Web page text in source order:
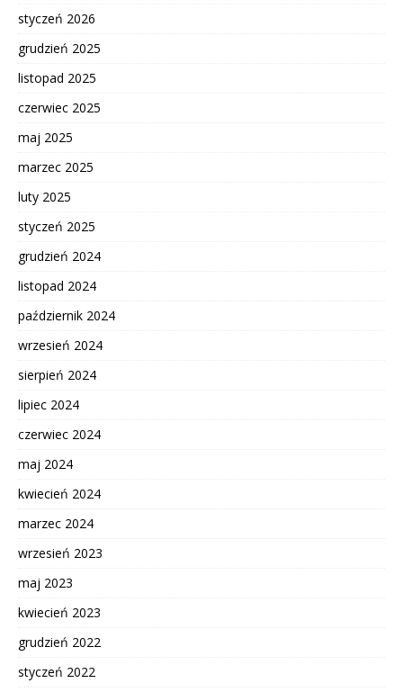
styczeń 2026
grudzień 2025
listopad 2025
czerwiec 2025
maj 2025
marzec 2025
luty 2025
styczeń 2025
grudzień 2024
listopad 2024
październik 2024
wrzesień 2024
sierpień 2024
lipiec 2024
czerwiec 2024
maj 2024
kwiecień 2024
marzec 2024
wrzesień 2023
maj 2023
kwiecień 2023
grudzień 2022
styczeń 2022